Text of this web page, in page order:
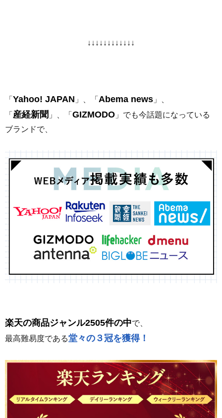
↓↓↓↓↓↓↓↓↓↓↓↓
「 Yahoo! JAPAN 」、「 Abema news 」、
「 産経新聞 」、「 GIZMODO 」でも今話題になっている
ブランドで、
楽天の商品ジャンル2505件の中で、
最高難易度である堂々の３冠を獲得！